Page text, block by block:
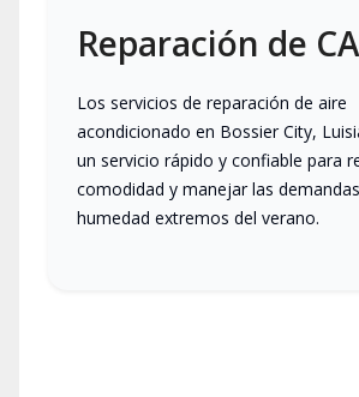
Reparación de CA
Los servicios de reparación de aire
acondicionado en Bossier City,
un servicio rápido y confiable para
comodidad y manejar las
humedad extremos del verano.